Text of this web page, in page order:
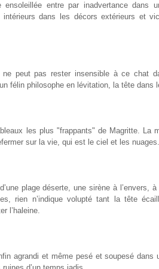
ensoleillée entre par inadvertance
dans les décors extérieurs et
ne peut pas rester insensible à ce chat
félin philosophe en lévitation, la tête dans
les plus "frappants" de Magritte. La
sur la vie, qui est le ciel et les nuages.
plage déserte, une sirène à l’envers,
rien n’indique volupté tant la tête
l’haleine.
agrandi et même pesé et soupesé dans